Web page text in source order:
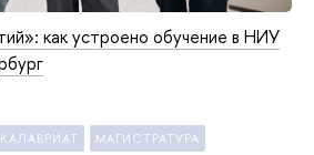
как устроено обучение в НИУ
МАГИСТРАТУРА